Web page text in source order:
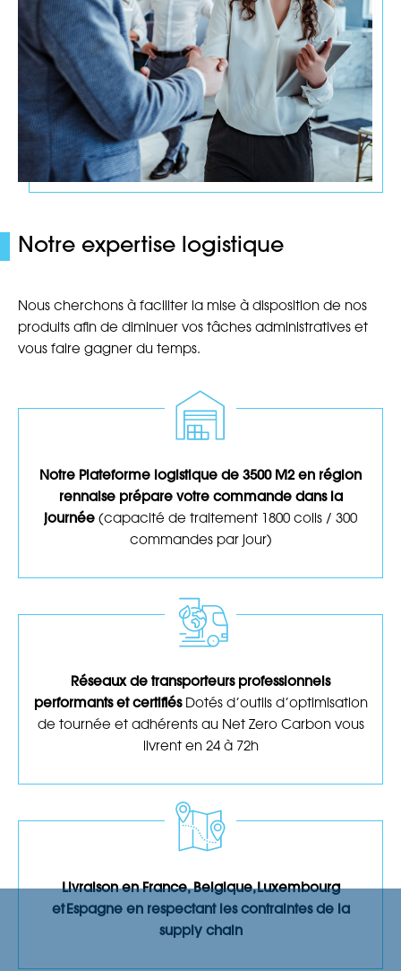
Notre expertise logistique
Nous cherchons à faciliter la mise à disposition de nos
produits afin de diminuer vos tâches administratives et
vous faire gagner du temps.
Notre Plateforme logistique de 3500 M2 en région
rennaise prépare votre commande dans la
journée (capacité de traitement 1800 colis / 300
commandes par jour)
Réseaux de transporteurs professionnels
performants et certifiésDotés d’outils d’optimisation
de tournée et adhérents au Net Zero Carbon vous
livrent en 24 à 72h
Livraison en France, Belgique, Luxembourg
et Espagne en respectant les contraintes de la
supply chain